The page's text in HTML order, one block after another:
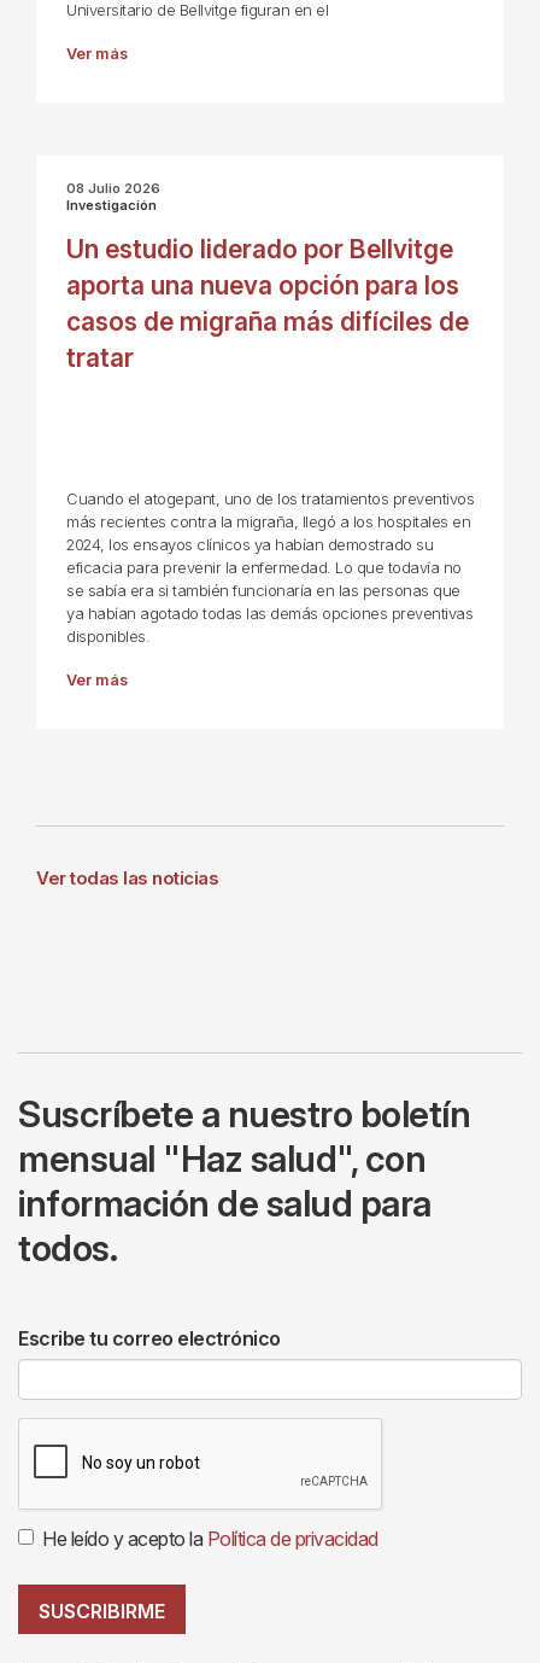
Universitario de Bellvitge figuran en el
Ver más
08 Julio 2026
Investigación
Un estudio liderado por Bellvitge
aporta una nueva opción para los
casos de migraña más difíciles de
tratar
Cuando el atogepant, uno de los tratamientos preventivos
más recientes contra la migraña, llegó a los hospitales en
2024, los ensayos clínicos ya habían demostrado su
eficacia para prevenir la enfermedad. Lo que todavía no
se sabía era si también funcionaría en las personas que
ya habían agotado todas las demás opciones preventivas
disponibles.
Ver más
Ver todas las noticias
Suscríbete a nuestro boletín
mensual "Haz salud", con
información de salud para
todos.
Escribe tu correo electrónico
He leído y acepto la Política de privacidad
SUSCRIBIRME